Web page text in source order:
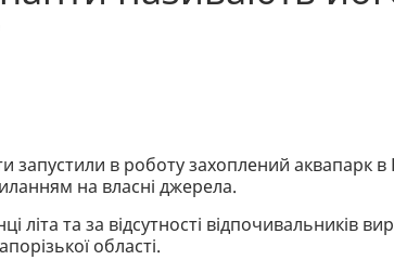
запустили в роботу захоплений аквапарк
на власні джерела.
літа та за відсутності відпочивальників
області.